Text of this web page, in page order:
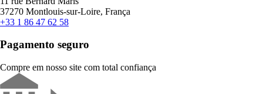
37270 Montlouis-sur-Loire, França
+33 1 86 47 62 58
Pagamento seguro
Compre em nosso site com total confiança